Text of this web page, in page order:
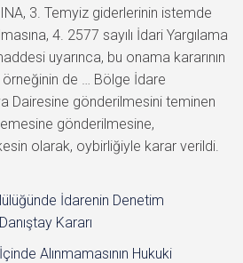
3. Temyiz giderlerinin istemde
4. 2577 sayılı İdari Yargılama
uyarınca, bu onama kararının
de … Bölge İdare
Dairesine gönderilmesini teminen
gönderilmesine,
olarak, oybirliğiyle karar verildi.
İdarenin Denetim
Kararı
Alınmamasının Hukuki